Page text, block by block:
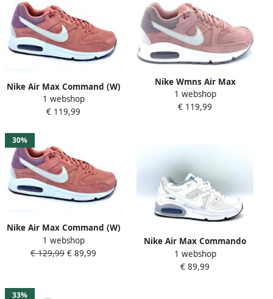
Nike Air Max Command (W)
Dames Sneakers Schoenen
Roze 397690
1 webshop
€ 119,99
Nike Wmns Air Max
Command Sneakers Dames
1 webshop
€ 119,99
30%
Nike Air Max Command (W)
Dames Sneakers Schoenen
Roze 397690
1 webshop
€ 129,99 € 89,99
Nike Air Max Commando
(GS) Sneakers Unisex
1 webshop
€ 89,99
33%